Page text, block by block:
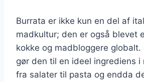
Burrata er ikke kun en del af
madkultur; den er også blevet
kokke og madbloggere globalt.
gør den til en ideel ingrediens i
fra salater til pasta og endda